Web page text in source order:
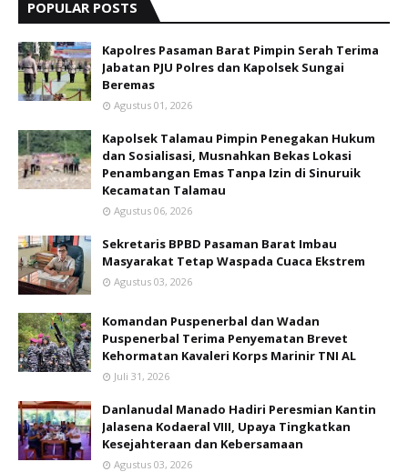
POPULAR POSTS
Kapolres Pasaman Barat Pimpin Serah Terima
Jabatan PJU Polres dan Kapolsek Sungai
Beremas
Agustus 01, 2026
Kapolsek Talamau Pimpin Penegakan Hukum
dan Sosialisasi, Musnahkan Bekas Lokasi
Penambangan Emas Tanpa Izin di Sinuruik
Kecamatan Talamau
Agustus 06, 2026
Sekretaris BPBD Pasaman Barat Imbau
Masyarakat Tetap Waspada Cuaca Ekstrem
Agustus 03, 2026
Komandan Puspenerbal dan Wadan
Puspenerbal Terima Penyematan Brevet
Kehormatan Kavaleri Korps Marinir TNI AL
Juli 31, 2026
Danlanudal Manado Hadiri Peresmian Kantin
Jalasena Kodaeral VIII, Upaya Tingkatkan
Kesejahteraan dan Kebersamaan
Agustus 03, 2026